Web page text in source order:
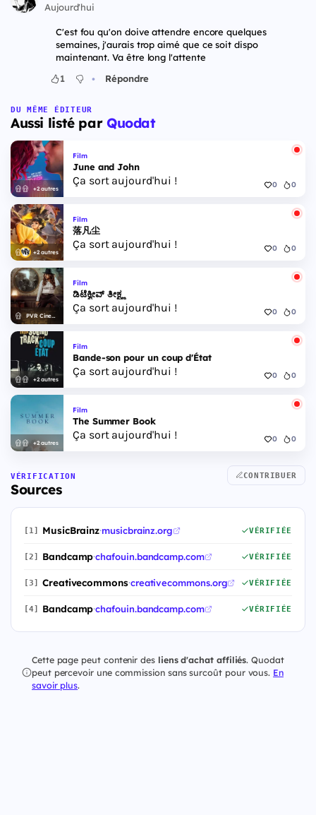
Aujourd'hui
C'est fou qu'on doive attendre encore quelques
semaines, j'aurais trop aimé que ce soit dispo
maintenant. Va être long l'attente
1
• Répondre
DU MÊME ÉDITEUR
Aussi listé par Quodat
+2 autres
Film
June and John
Ça sort aujourd'hui ! 0 0
+2 autres
Film
落凡尘
Ça sort aujourd'hui ! 0 0
PVR Cinemas
Film
ಡಿಟೆಕ್ವೀವ್ ತೀಕ್ಷ್ಣ
Ça sort aujourd'hui ! 0 0
+2 autres
Film
Bande-son pour un coup d'État
Ça sort aujourd'hui ! 0 0
+2 autres
Film
The Summer Book
Ça sort aujourd'hui ! 0 0
VÉRIFICATION
Sources
CONTRIBUER
[1] MusicBrainz·musicbrainz.org VÉRIFIÉE
[2] Bandcamp·chafouin.bandcamp.com VÉRIFIÉE
[3] Creativecommons·creativecommons.org VÉRIFIÉE
[4] Bandcamp·chafouin.bandcamp.com VÉRIFIÉE
Cette page peut contenir des liens d'achat affiliés. Quodat
peut percevoir une commission sans surcoût pour vous. En
savoir plus.